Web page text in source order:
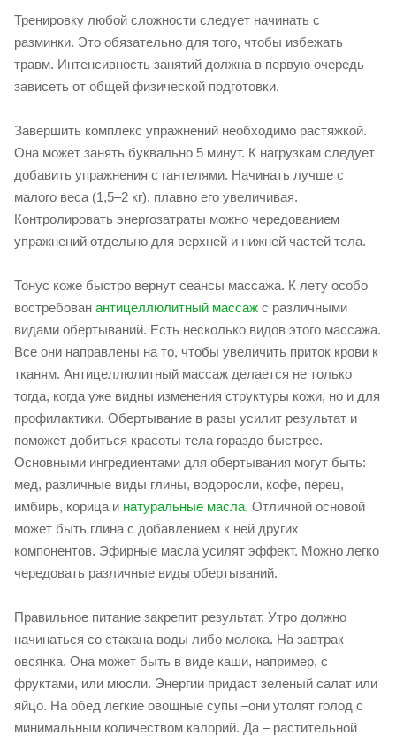
Тренировку любой сложности следует начинать с
разминки. Это обязательно для того, чтобы избежать
травм. Интенсивность занятий должна в первую очередь
зависеть от общей физической подготовки.
Завершить комплекс упражнений необходимо растяжкой.
Она может занять буквально 5 минут. К нагрузкам следует
добавить упражнения с гантелями. Начинать лучше с
малого веса (1,5–2 кг), плавно его увеличивая.
Контролировать энергозатраты можно чередованием
упражнений отдельно для верхней и нижней частей тела.
Тонус коже быстро вернут сеансы массажа. К лету особо
востребован антицеллюлитный массаж с различными
видами обертываний. Есть несколько видов этого массажа.
Все они направлены на то, чтобы увеличить приток крови к
тканям. Антицеллюлитный массаж делается не только
тогда, когда уже видны изменения структуры кожи, но и для
профилактики. Обертывание в разы усилит результат и
поможет добиться красоты тела гораздо быстрее.
Основными ингредиентами для обертывания могут быть:
мед, различные виды глины, водоросли, кофе, перец,
имбирь, корица и натуральные масла. Отличной основой
может быть глина с добавлением к ней других
компонентов. Эфирные масла усилят эффект. Можно легко
чередовать различные виды обертываний.
Правильное питание закрепит результат. Утро должно
начинаться со стакана воды либо молока. На завтрак –
овсянка. Она может быть в виде каши, например, с
фруктами, или мюсли. Энергии придаст зеленый салат или
яйцо. На обед легкие овощные супы –они утолят голод с
минимальным количеством калорий. Да – растительной